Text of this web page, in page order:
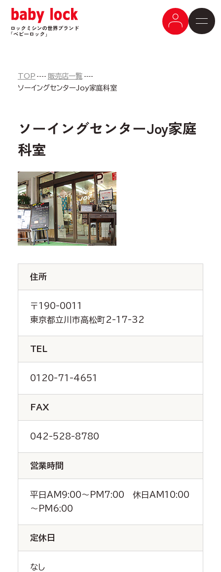
TOP
販売店一覧
ソーイングセンターJoy家庭科室
ソーイングセンターJoy家庭
科室
住所
〒190-0011
東京都立川市高松町2-17-32
TEL
0120-71-4651
FAX
042-528-8780
営業時間
平日AM9:00～PM7:00 休日AM10:00
～PM6:00
定休日
なし